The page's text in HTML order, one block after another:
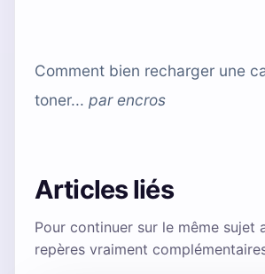
Comment bien recharger une
toner... parencros
Articles liés
Pour continuer sur le même sujet
repères vraiment